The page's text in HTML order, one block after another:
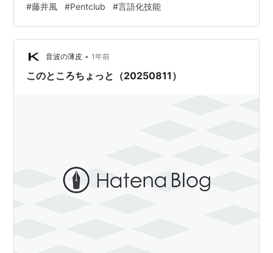
だからって、また私がガッツリ理解したかというと、シ
ャンプーの後のワンコのように全身で否定しなくちゃい
けないんだけどね。 言語化するテクニックは大事だね。
専門家同士ならともかく、世の中、何となく生きてる人
が大半なんだからね。 何となくじゃなく、しっかり生き
#藤井風 #Pentclub #言語化技能
音波の薄皮 • 1年前
このところちょっと（20250811）